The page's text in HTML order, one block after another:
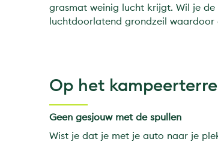
grasmat weinig lucht krijgt. Wil je
luchtdoorlatend grondzeil waardoor
Op het
Geen gesjouw met de spullen
Wist je dat je met je auto naar je